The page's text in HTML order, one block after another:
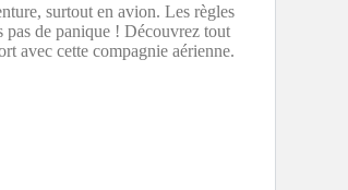
surtout en avion. Les règles
de panique ! Découvrez tout
avec cette compagnie aérienne.